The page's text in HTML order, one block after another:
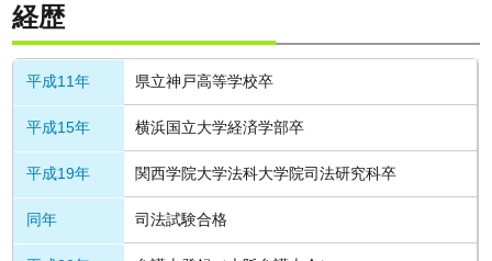
経歴
平成11年 県立神戸高等学校卒
平成15年 横浜国立大学経済学部卒
平成19年 関西学院大学法科大学院司法研究科卒
同年 司法試験合格